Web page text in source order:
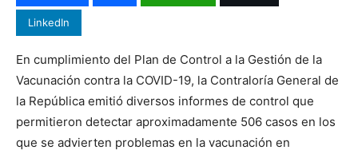
LinkedIn
En cumplimiento del Plan de Control a la Gestión de la
Vacunación contra la COVID-19, la Contraloría General de
la República emitió diversos informes de control que
permitieron detectar aproximadamente 506 casos en los
que se advierten problemas en la vacunación en